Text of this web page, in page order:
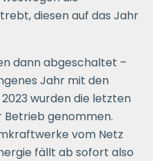
diesen auf das Jahr
dann abgeschaltet –
Jahr mit den
wurden die letzten
genommen.
vom Netz
fällt ab sofort also